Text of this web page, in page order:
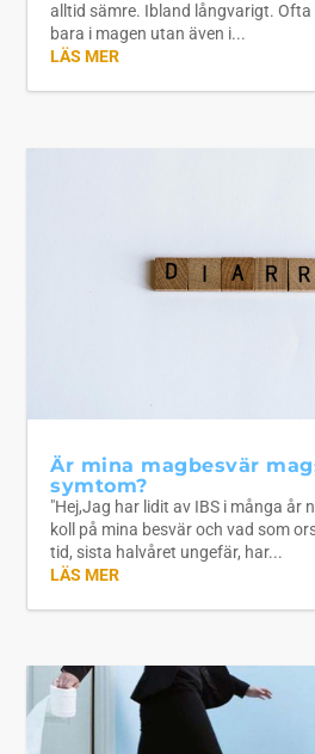
alltid sämre. Ibland långvarigt.
bara i magen utan även i...
LÄS MER
Är mina magbesvär
symtom?
"Hej,Jag har lidit av IBS i många år
koll på mina besvär och vad som
tid, sista halvåret ungefär, har...
LÄS MER